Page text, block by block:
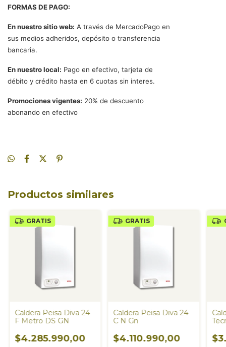
FORMAS DE PAGO:
En nuestro sitio web: A través de MercadoPago en
sus medios adheridos, depósito o transferencia
bancaria.
En nuestro local: Pago en efectivo, tarjeta de
débito y crédito hasta en 6 cuotas sin interes.
Promociones vigentes: 20% de descuento
abonando en efectivo
Productos similares
GRATIS
Caldera Peisa Diva 24
F Metro DS GN
$4.285.990,00
GRATIS
Caldera Peisa Diva 24
C N Gn
$4.110.990,00